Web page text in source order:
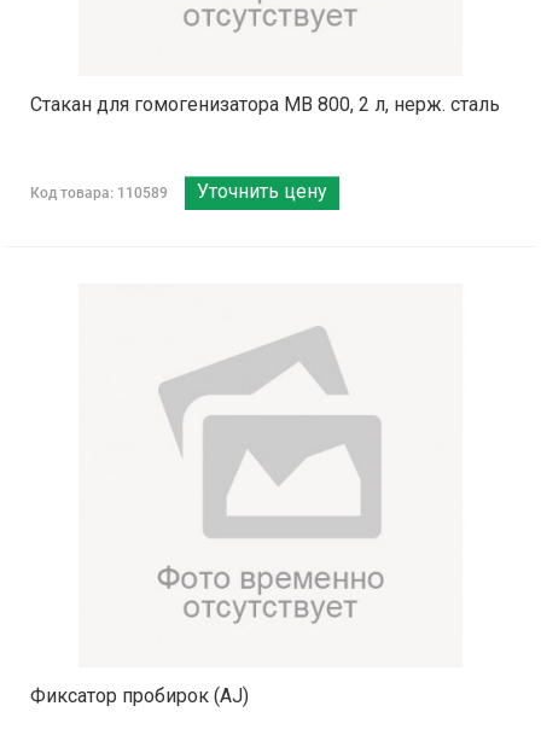
Стакан для гомогенизатора MB 800, 2 л, нерж. сталь
Код товара: 110589 Уточнить цену
Фиксатор пробирок (AJ)